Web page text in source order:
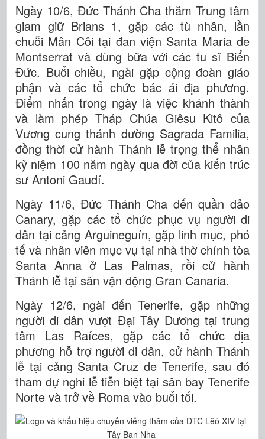
Ngày 10/6, Đức Thánh Cha thăm Trung tâm
giam giữ Brians 1, gặp các tù nhân, lần
chuỗi Mân Côi tại đan viện Santa Maria de
Montserrat và dùng bữa với các tu sĩ Biển
Đức. Buổi chiều, ngài gặp cộng đoàn giáo
phận và các tổ chức bác ái địa phương.
Điểm nhấn trong ngày là việc khánh thành
và làm phép Tháp Chúa Giêsu Kitô của
Vương cung thánh đường Sagrada Familia,
đồng thời cử hành Thánh lễ trọng thể nhân
kỷ niệm 100 năm ngày qua đời của kiến trúc
sư Antoni Gaudí.
Ngày 11/6, Đức Thánh Cha đến quần đảo
Canary, gặp các tổ chức phục vụ người di
dân tại cảng Arguineguín, gặp linh mục, phó
tế và nhân viên mục vụ tại nhà thờ chính tòa
Santa Anna ở Las Palmas, rồi cử hành
Thánh lễ tại sân vận động Gran Canaria.
Ngày 12/6, ngài đến Tenerife, gặp những
người di dân vượt Đại Tây Dương tại trung
tâm Las Raíces, gặp các tổ chức địa
phương hỗ trợ người di dân, cử hành Thánh
lễ tại cảng Santa Cruz de Tenerife, sau đó
tham dự nghi lễ tiễn biệt tại sân bay Tenerife
Norte và trở về Roma vào buổi tối.